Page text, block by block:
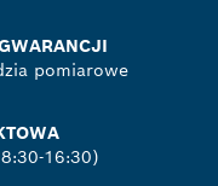
pomiarowe
16:30)